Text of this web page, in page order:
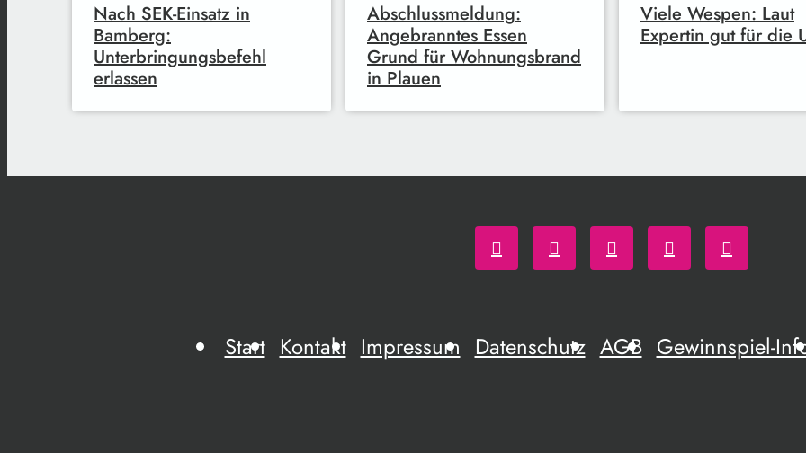
Nach SEK-Einsatz in
Bamberg:
Unterbringungsbefehl
erlassen
Abschlussmeldung:
Angebranntes Essen
Grund für Wohnungsbrand
in Plauen
Viele Wespen: Laut
Expertin gut für die
Start Kontakt Impressum Datenschutz AGB Gewinnspiel-